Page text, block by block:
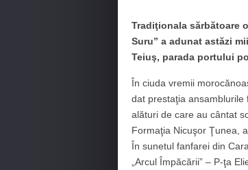
Tradiţionala sărbătoare
Suru” a adunat astăzi
Teiuş, parada portului
În ciuda vremii
dat prestaţia ansamblurile
alături de care au cântat
Formaţia Nicuşor Ţunea,
În sunetul fanfarei din
„Arcul Împăcării” – P-ţa